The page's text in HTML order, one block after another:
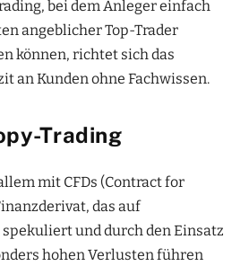
bei dem Anleger einfach
angeblicher Top-Trader
können, richtet sich das
an Kunden ohne Fachwissen.
Trading
mit CFDs (Contract for
das auf
und durch den Einsatz
hohen Verlusten führen